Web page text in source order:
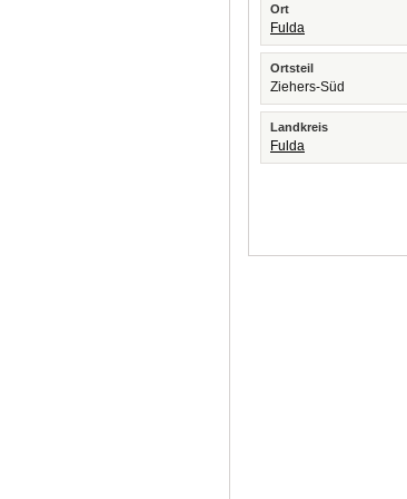
Ort
Fulda
Ortsteil
Ziehers-Süd
Landkreis
Fulda